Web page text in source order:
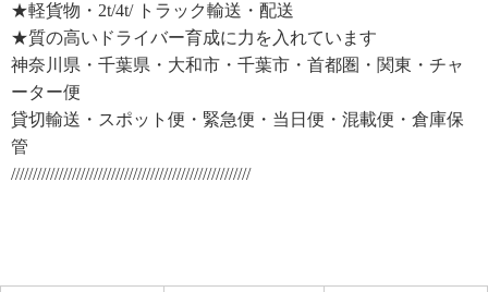
★軽貨物・2t/4t/ トラック輸送・配送
★質の高いドライバー育成に力を入れています
神奈川県・千葉県・大和市・千葉市・首都圏・関東・チャ
ーター便
貸切輸送・スポット便・緊急便・当日便・混載便・倉庫保
管
///////////////////////////////////////////////////////